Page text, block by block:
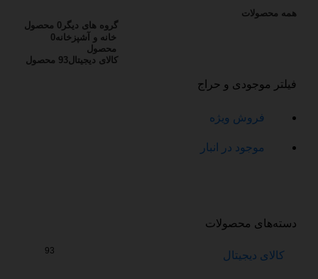
همه محصولات
گروه های دیگر 0 محصول
خانه و آشپزخانه0
محصول
کالای دیجیتال93 محصول
فیلتر موجودی و حراج
فروش ویژه
موجود در انبار
دسته‌های محصولات
کالای دیجیتال 93